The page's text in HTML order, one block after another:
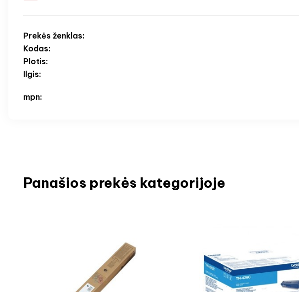
Prekės ženklas:
Kodas:
Plotis:
Ilgis:
mpn:
Panašios prekės kategorijoje